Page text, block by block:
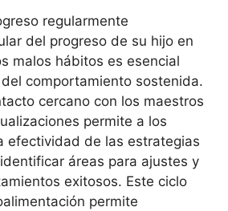
regularmente
del progreso de su hijo en
malos hábitos es esencial
comportamiento sostenida.
cercano con los maestros
permite a los
efectividad de las estrategias
áreas para ajustes y
exitosos. Este ciclo
permite